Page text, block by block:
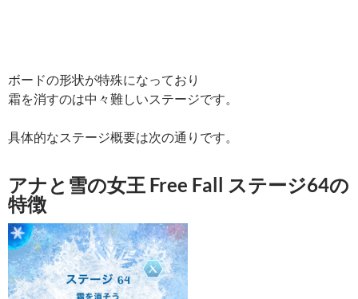
ボードの形状が特殊になっており
霜を消すのは中々難しいステージです。
具体的なステージ概要は次の通りです。
アナと雪の女王 Free Fall ステージ64の
特徴